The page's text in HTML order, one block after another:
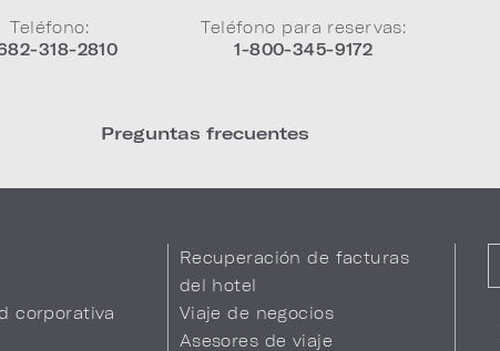
Teléfono:
318-2810
Teléfono para reservas:
1-800-345-9172
Preguntas frecuentes
corporativa
Recuperación de facturas
del hotel
Viaje de negocios
Asesores de viaje